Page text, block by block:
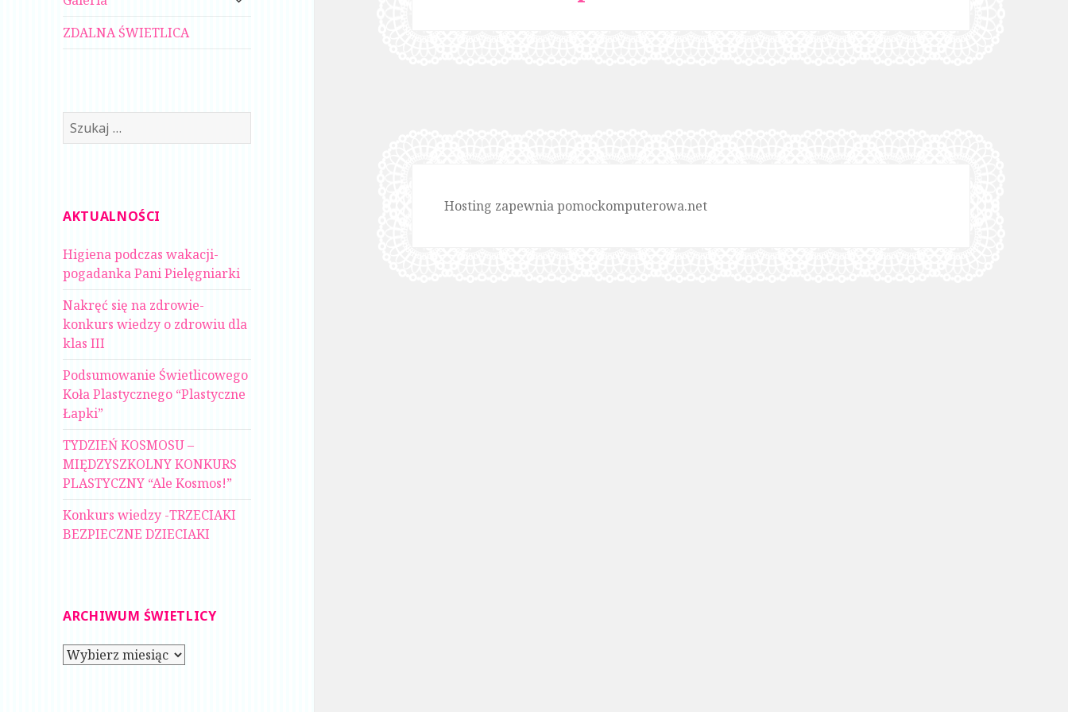
ZDALNA ŚWIETLICA
Szukaj:
AKTUALNOŚCI
Higiena podczas wakacji-
pogadanka Pani Pielęgniarki
Nakręć się na zdrowie-
konkurs wiedzy o zdrowiu dla
klas III
Podsumowanie Świetlicowego
Koła Plastycznego “Plastyczne
Łapki”
TYDZIEŃ KOSMOSU –
MIĘDZYSZKOLNY KONKURS
PLASTYCZNY “Ale Kosmos!”
Konkurs wiedzy -TRZECIAKI
BEZPIECZNE DZIECIAKI
ARCHIWUM ŚWIETLICY
Archiwum
Hosting zapewnia pomockomputerowa.net